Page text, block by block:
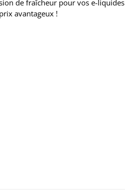
de fraîcheur pour vos e-liquides
avantageux !